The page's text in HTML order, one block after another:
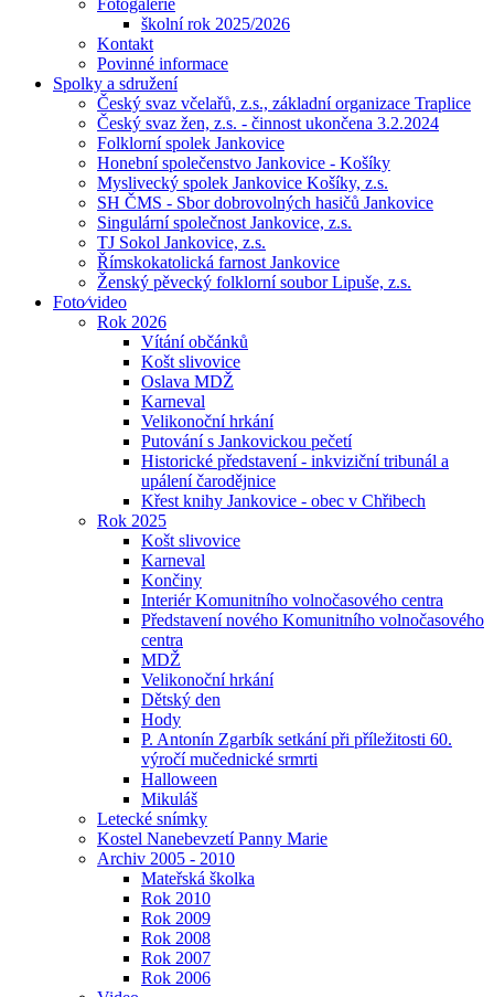
Fotogalerie
školní rok 2025/2026
Kontakt
Povinné informace
Spolky a sdružení
Český svaz včelařů, z.s., základní organizace Traplice
Český svaz žen, z.s. - činnost ukončena 3.2.2024
Folklorní spolek Jankovice
Honební společenstvo Jankovice - Košíky
Myslivecký spolek Jankovice Košíky, z.s.
SH ČMS - Sbor dobrovolných hasičů Jankovice
Singulární společnost Jankovice, z.s.
TJ Sokol Jankovice, z.s.
Římskokatolická farnost Jankovice
Ženský pěvecký folklorní soubor Lipuše, z.s.
Foto⁄video
Rok 2026
Vítání občánků
Košt slivovice
Oslava MDŽ
Karneval
Velikonoční hrkání
Putování s Jankovickou pečetí
Historické představení - inkviziční tribunál a
upálení čarodějnice
Křest knihy Jankovice - obec v Chřibech
Rok 2025
Košt slivovice
Karneval
Končiny
Interiér Komunitního volnočasového centra
Představení nového Komunitního volnočasového
centra
MDŽ
Velikonoční hrkání
Dětský den
Hody
P. Antonín Zgarbík setkání při příležitosti 60.
výročí mučednické srmrti
Halloween
Mikuláš
Letecké snímky
Kostel Nanebevzetí Panny Marie
Archiv 2005 - 2010
Mateřská školka
Rok 2010
Rok 2009
Rok 2008
Rok 2007
Rok 2006